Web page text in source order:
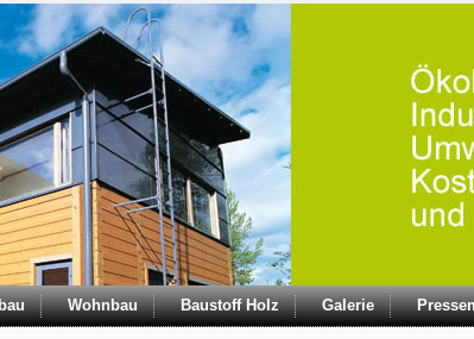
Wohnbau Baustoff Holz Galerie